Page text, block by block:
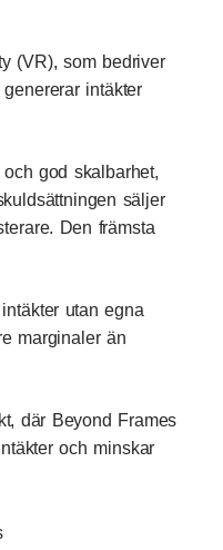
(VR), som bedriver
intäkter
god skalbarhet,
säljer
Den främsta
utan egna
marginaler än
där Beyond Frames
och minskar